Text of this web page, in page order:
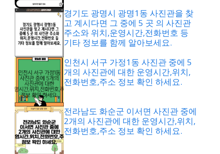
경기도 광명시 광명1동 사진관을 찾
고 계시다면 그 중에 5 곳 의 사진관
주소와 위치,운영시간,전화번호 등
기타 정보를 함께 알아보세요.
인천시 서구 가정1동 사진관 중에 5
개의 사진관에 대한 운영시간,위치,
전화번호,주소 정보 확인 하세요.
전라남도 화순군 이서면 사진관 중에
2개의 사진관에 대한 운영시간,위치,
전화번호,주소 정보 확인 하세요.